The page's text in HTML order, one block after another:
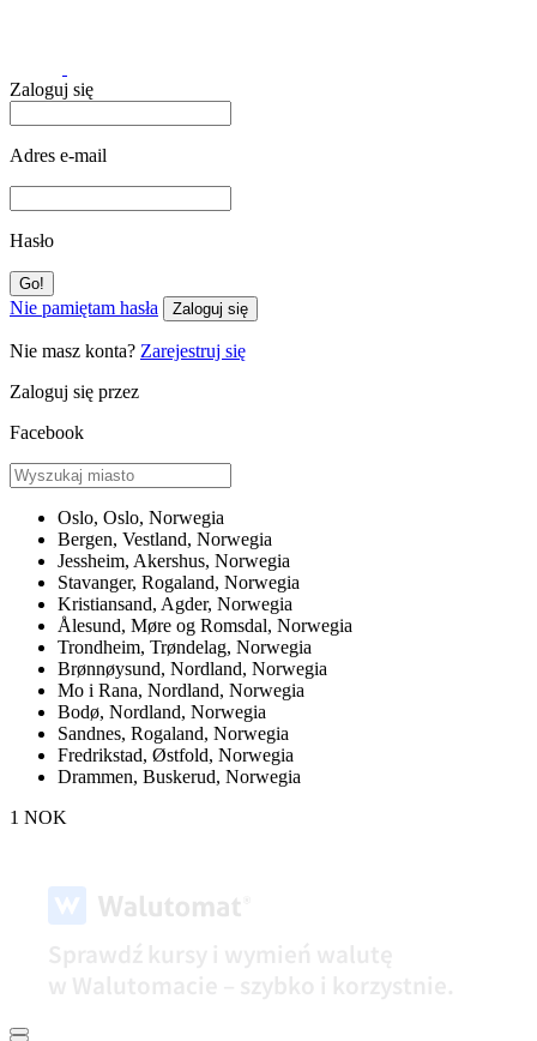
Zaloguj się
Adres e-mail
Hasło
Nie pamiętam hasła Zaloguj się
Nie masz konta? Zarejestruj się
Zaloguj się przez
Facebook
Oslo, Oslo, Norwegia
Bergen, Vestland, Norwegia
Jessheim, Akershus, Norwegia
Stavanger, Rogaland, Norwegia
Kristiansand, Agder, Norwegia
Ålesund, Møre og Romsdal, Norwegia
Trondheim, Trøndelag, Norwegia
Brønnøysund, Nordland, Norwegia
Mo i Rana, Nordland, Norwegia
Bodø, Nordland, Norwegia
Sandnes, Rogaland, Norwegia
Fredrikstad, Østfold, Norwegia
Drammen, Buskerud, Norwegia
1 NOK